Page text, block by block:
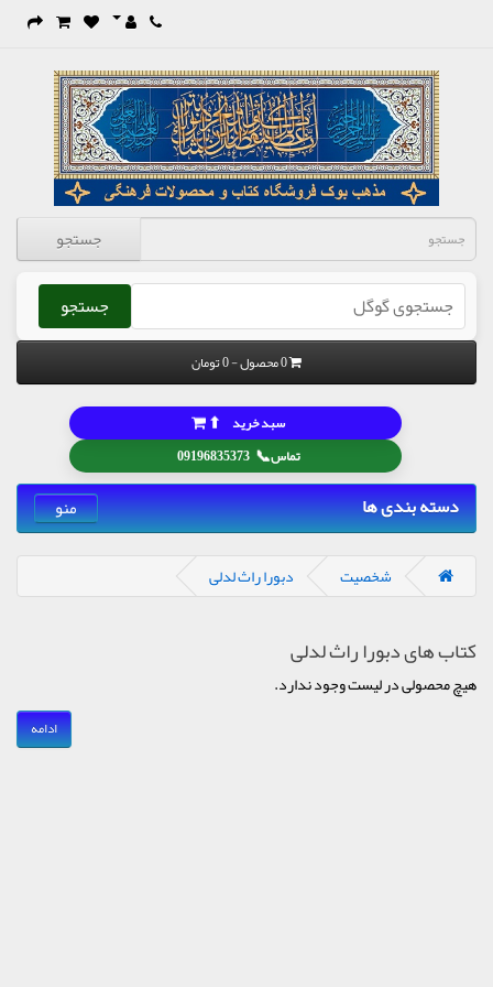
جستجو
جستجو
0 محصول - 0 تومان
تماس📞
09196835373
سبد خرید ⬆
دسته بندی ها منو
شخصیت دبورا راث لدلی
کتاب های دبورا راث لدلی
هیچ محصولی در لیست وجود ندارد.
ادامه